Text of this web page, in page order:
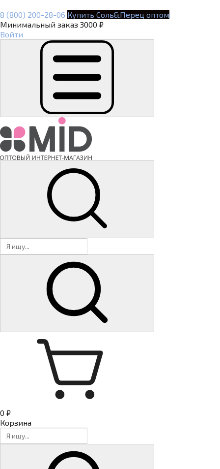
8 (800) 200-28-06 Купить Соль&Перец оптом
Минимальный заказ 3000 ₽
Войти
0 ₽
Корзина